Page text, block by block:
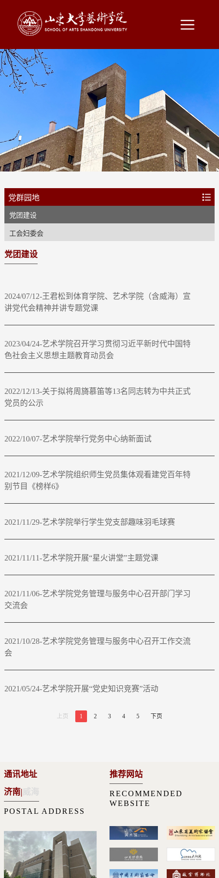
党群园地
党团建设
工会妇委会
党团建设
2024/07/12-王君松到体育学院、艺术学院（含威海）宣
讲党代会精神并讲专题党课
2023/04/24-艺术学院召开学习贯彻习近平新时代中国特
色社会主义思想主题教育动员会
2022/12/13-关于拟将周旖慕笛等13名同志转为中共正式
党员的公示
2022/10/07-艺术学院举行党务中心纳新面试
2021/12/09-艺术学院组织师生党员集体观看建党百年特
别节目《榜样6》
2021/11/29-艺术学院举行学生党支部趣味羽毛球赛
2021/11/11-艺术学院开展“星火讲堂”主题党课
2021/11/06-艺术学院党务管理与服务中心召开部门学习
交流会
2021/10/28-艺术学院党务管理与服务中心召开工作交流
会
2021/05/24-艺术学院开展“党史知识竞赛”活动
上页 1 2 3 4 5 下页
通讯地址
济南|
POSTAL ADDRESS
推荐网站
RECOMMENDED
WEBSITE